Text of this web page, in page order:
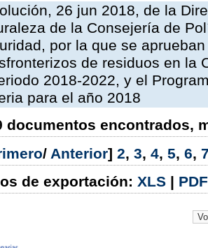
26 jun 2018, de la
de la Consejería de
por la que se
de residuos en la
2018-2022, y el
para el año 2018
documentos encontrados,
/ Anterior] 2, 3, 4, 5, 6,
de exportación: XLS | PDF